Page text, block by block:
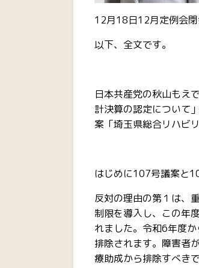
12月18日12月定例会閉
以下、全文です。
日本共産党の秋山もえ
計決算の認定について
案「埼玉県総合リハビ
はじめに107号議案と
反対の理由の第１は、
制限を導入し、この年
れました。令和6年度
排除されます。障害者
療助成から排除すべき